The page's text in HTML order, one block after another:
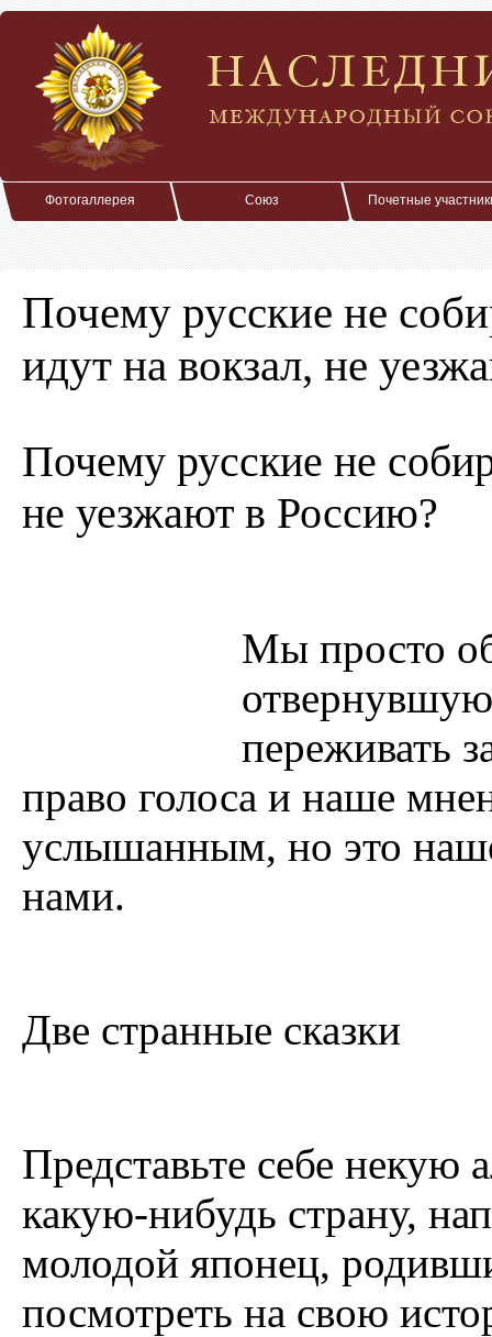
Фотогаллерея Союз Почетные
Почему русские не
идут на вокзал, не
Почему русские не
не уезжают в Россию?
Мы просто
переживать
право голоса и наше
услышанным, но это
нами.
Две странные сказки
Представьте себе некую
какую-нибудь страну,
молодой японец,
посмотреть на свою